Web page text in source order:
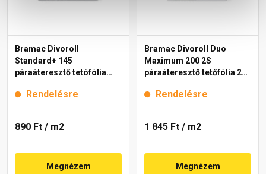
Bramac Divoroll
Standard+ 145
páraáteresztő tetófólia
Rendelésre
890 Ft / m2
Megnézem
Bramac Divoroll Duo
Maximum 200 2S
páraáteresztő tetőfólia 200
Rendelésre
1 845 Ft / m2
Megnézem